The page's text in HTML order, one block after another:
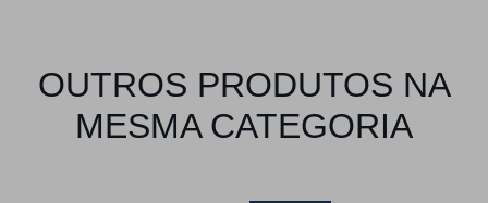
OUTROS PRODUTOS NA
MESMA CATEGORIA